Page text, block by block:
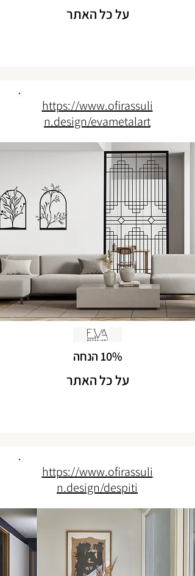
על כל האתר
https://www.ofirassuli
n.design/evametalart
10% הנחה
על כל האתר
https://www.ofirassuli
n.design/despiti